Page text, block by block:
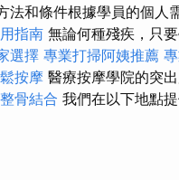
法和條件根據學員的個人
指南 無論何種殘疾，只
選擇 專業打掃阿姨推薦
按摩 醫療按摩學院的突
骨結合 我們在以下地點